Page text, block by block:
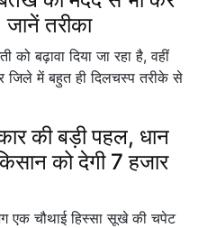
तरीका
बढ़ावा दिया जा रहा है, वहीं
जिले में बहुत ही दिलचस्प तरीके से
की बड़ी पहल, धान
को देगी 7 हजार
एक चौथाई हिस्सा सूखे की चपेट